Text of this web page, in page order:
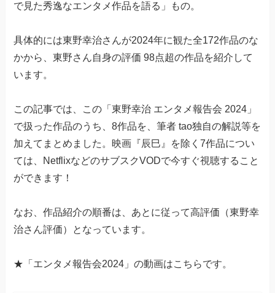
で見た秀逸なエンタメ作品を語る」もの。
具体的には東野幸治さんが2024年に観た全172作品のな
かから、東野さん自身の評価 98点超の作品を紹介して
います。
この記事では、この「東野幸治 エンタメ報告会 2024」
で扱った作品のうち、8作品を、筆者 tao独自の解説等を
加えてまとめました。映画『辰巳』を除く7作品につい
ては、NetflixなどのサブスクVODで今すぐ視聴すること
ができます！
なお、作品紹介の順番は、あとに従って高評価（東野幸
治さん評価）となっています。
★「エンタメ報告会2024」の動画はこちらです。